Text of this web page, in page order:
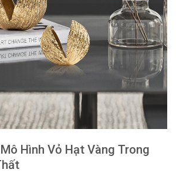
Hình Vỏ Hạt Vàng Trong